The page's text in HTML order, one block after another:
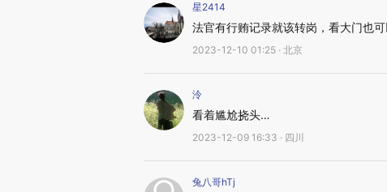
星2414
法官有行贿记录就该转岗，看大门也可
2023-12-10 01:25 · 北京
泠
看着尴尬挠头…
2023-12-09 16:33 · 四川
兔八哥hTj